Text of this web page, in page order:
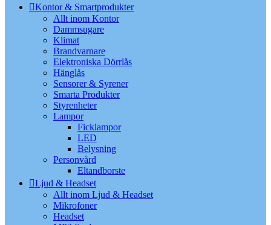
Kontor & Smartprodukter
Allt inom Kontor
Dammsugare
Klimat
Brandvarnare
Elektroniska Dörrlås
Hänglås
Sensorer & Syrener
Smarta Produkter
Styrenheter
Lampor
Ficklampor
LED
Belysning
Personvård
Eltandborste
Ljud & Headset
Allt inom Ljud & Headset
Mikrofoner
Headset